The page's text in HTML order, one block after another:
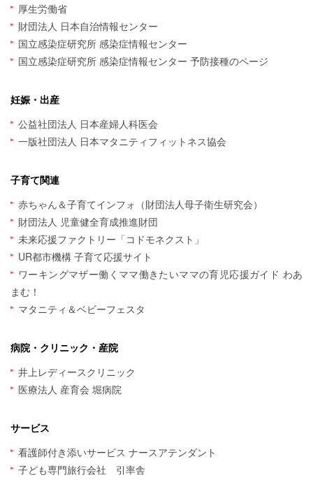
厚生労働省
財団法人 日本自治情報センター
国立感染症研究所 感染症情報センター
国立感染症研究所 感染症情報センター 予防接種のページ
妊娠・出産
公益社団法人 日本産婦人科医会
一版社団法人 日本マタニティフィットネス協会
子育て関連
赤ちゃん＆子育てインフォ（財団法人母子衛生研究会）
財団法人 児童健全育成推進財団
未来応援ファクトリー「コドモネクスト」
UR都市機構 子育て応援サイト
ワーキングマザー働くママ働きたいママの育児応援ガイド わあ
まむ！
マタニティ＆ベビーフェスタ
病院・クリニック・産院
井上レディースクリニック
医療法人 産育会 堀病院
サービス
看護師付き添いサービス ナースアテンダント
子ども専門旅行会社 引率舎